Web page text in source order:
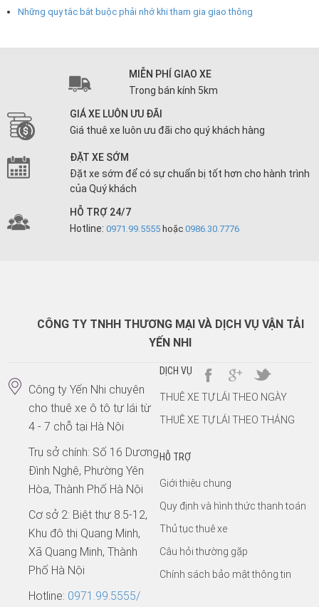
Những quy tắc bắt buộc phải nhớ khi tham gia giao thông
MIỄN PHÍ GIAO XE
Trong bán kính 5km
GIÁ XE LUÔN ƯU ĐÃI
Giá thuê xe luôn ưu đãi cho quý khách hàng
ĐẶT XE SỚM
Đặt xe sớm để có sự chuẩn bị tốt hơn cho hành trình
của Quý khách
HỖ TRỢ 24/7
Hotline: 0971.99.5555hoặc 0986.30.7776
CÔNG TY TNHH THƯƠNG MẠI VÀ DỊCH VỤ VẬN TẢI
YẾN NHI
Công ty Yến Nhi chuyên
cho thuê xe ô tô tự lái từ
4 - 7 chỗ tại Hà Nội
Trụ sở chính: Số 16 Dương
Đình Nghệ, Phường Yên
Hòa, Thành Phố Hà Nội
Cơ sở 2: Biệt thự 8.5-12,
Khu đô thị Quang Minh,
Xã Quang Minh, Thành
Phố Hà Nội
Hotline: 0971.99.5555/
DỊCH VỤ
THUÊ XE TỰ LÁI THEO NGÀY
THUÊ XE TỰ LÁI THEO THÁNG
HỖ TRỢ
Giới thiệu chung
Quy định và hình thức thanh toán
Thủ tục thuê xe
Câu hỏi thường gặp
Chính sách bảo mật thông tin